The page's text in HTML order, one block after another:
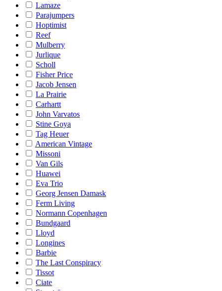
Lamaze
Parajumpers
Hoptimist
Reef
Mulberry
Jurlique
Scholl
Fisher Price
Jacob Jensen
La Prairie
Carhartt
John Varvatos
Stine Goya
Tag Heuer
American Vintage
Missoni
Van Gils
Huawei
Eva Trio
Georg Jensen Damask
Ferm Living
Normann Copenhagen
Bundgaard
Lloyd
Longines
Barbie
The Last Conspiracy
Tissot
Ciate